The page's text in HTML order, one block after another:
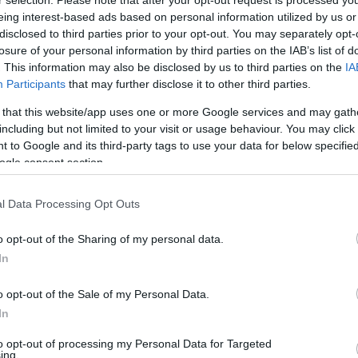
interest-based ads based on personal information utilized by us
to third parties prior to your opt-out. You may separately
of your personal information by third parties on the IAB’s list of
This information may also be disclosed by us to third parties on the
Participants that may further disclose it to other third parties.
that this website/app uses one or more Google services and may
but not limited to your visit or usage behaviour. You may
to Google and its third-party tags to use your data for below
consent section.
Data Processing Opt Outs
opt-out of the Sharing of my personal data.
opt-out of the Sale of my Personal Data.
opt-out of processing my Personal Data for Targeted
که سریع‌ترین راه برای یک محیط توسعه یا آزمایش غیر بحرانی،
کوئری را اجرا کنید:
و نگهداری، دستور زیر را اجرا کنید: